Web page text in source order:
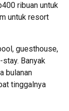
ribuan untuk
untuk resort
guesthouse,
Banyak
bulanan
tinggalnya